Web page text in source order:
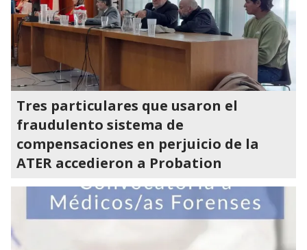
Tres particulares que usaron el
fraudulento sistema de
compensaciones en perjuicio de la
ATER accedieron a Probation